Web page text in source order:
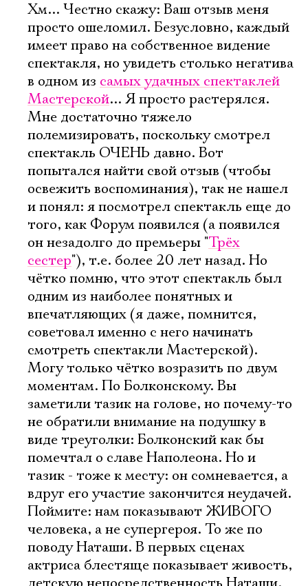
Хм... Честно скажу: Ваш отзыв меня
просто ошеломил. Безусловно, каждый
имеет право на собственное видение
спектакля, но увидеть столько негатива
в одном из самых удачных спектаклей
Мастерской... Я просто растерялся.
Мне достаточно тяжело
полемизировать, поскольку смотрел
спектакль ОЧЕНЬ давно. Вот
попытался найти свой отзыв (чтобы
освежить воспоминания), так не нашел
и понял: я посмотрел спектакль еще до
того, как Форум появился (а появился
он незадолго до премьеры "Трёх
сестер"), т.е. более 20 лет назад. Но
чётко помню, что этот спектакль был
одним из наиболее понятных и
впечатляющих (я даже, помнится,
советовал именно с него начинать
смотреть спектакли Мастерской).
Могу только чётко возразить по двум
моментам. По Болконскому. Вы
заметили тазик на голове, но почему-то
не обратили внимание на подушку в
виде треуголки: Болконский как бы
помечтал о славе Наполеона. Но и
тазик - тоже к месту: он сомневается, а
вдруг его участие закончится неудачей.
Поймите: нам показывают ЖИВОГО
человека, а не супергероя. То же по
поводу Наташи. В первых сценах
актриса блестяще показывает живость,